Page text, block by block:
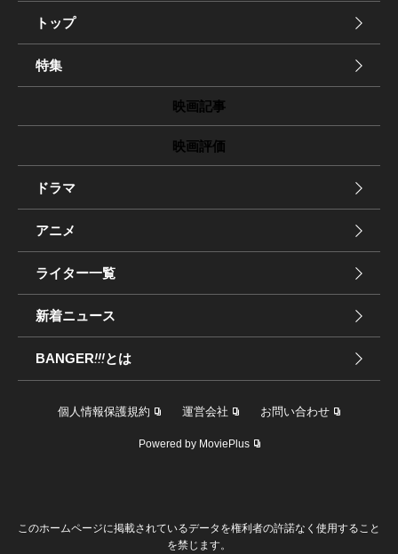
トップ
特集
映画記事
映画評価
ドラマ
アニメ
ライター一覧
新着ニュース
BANGER!!!とは
個人情報保護規約 運営会社 お問い合わせ
Powered by MoviePlus
このホームページに掲載されているデータを権利者の許諾なく使用すること
を禁じます。